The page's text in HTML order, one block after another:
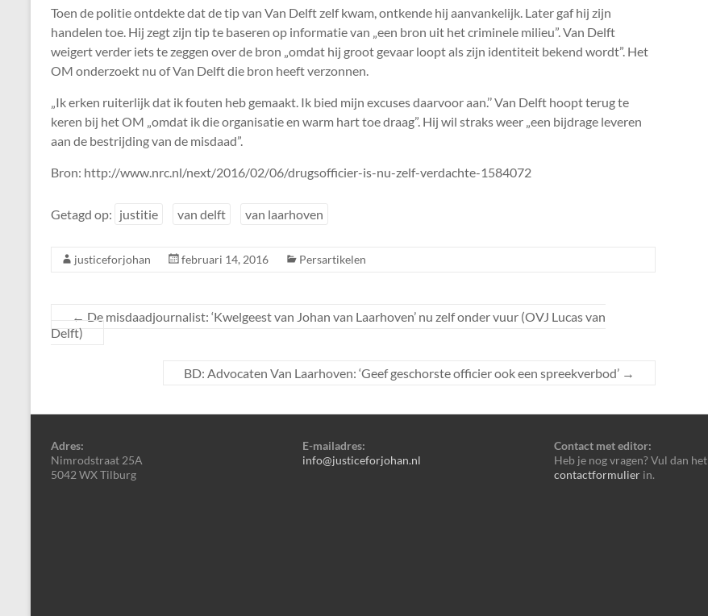
Toen de politie ontdekte dat de tip van Van Delft zelf kwam, ontkende hij aanvankelijk. Later gaf hij zijn
handelen toe. Hij zegt zijn tip te baseren op informatie van „een bron uit het criminele milieu”. Van Delft
weigert verder iets te zeggen over de bron „omdat hij groot gevaar loopt als zijn identiteit bekend wordt”. Het
OM onderzoekt nu of Van Delft die bron heeft verzonnen.
„Ik erken ruiterlijk dat ik fouten heb gemaakt. Ik bied mijn excuses daarvoor aan.’’ Van Delft hoopt terug te
keren bij het OM „omdat ik die organisatie en warm hart toe draag”. Hij wil straks weer „een bijdrage leveren
aan de bestrijding van de misdaad”.
Bron: http://www.nrc.nl/next/2016/02/06/drugsofficier-is-nu-zelf-verdachte-1584072
Getagd op: justitie van delft van laarhoven
justiceforjohan februari 14, 2016 Persartikelen
← De misdaadjournalist: ‘Kwelgeest van Johan van Laarhoven’ nu zelf onder vuur (OVJ Lucas van
Delft)
BD: Advocaten Van Laarhoven: ‘Geef geschorste officier ook een spreekverbod’ →
Adres:
Nimrodstraat 25A
5042 WX Tilburg
E-mailadres:
info@justiceforjohan.nl
Contact met editor:
Heb je nog vragen? Vul dan het
contactformulier in.